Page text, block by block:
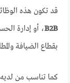
قد تكون هذه
B2B، أو إدارة
بقطاع الضيافة
كما تناسب من